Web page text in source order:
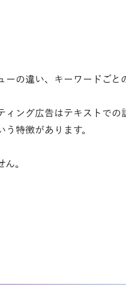
の違い、キーワードごと
ング広告はテキストでの
特徴があります。
。